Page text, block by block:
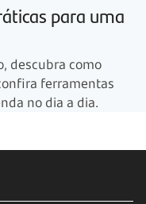
para uma
descubra como
ferramentas
no dia a dia.